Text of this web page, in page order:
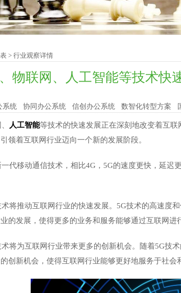
> 行业观察详情
物联网、人工智能等技术快
系统 协同办公系统 信创办公系统 数智化转型方案
人工智能等技术的快速发展正在深刻地改变着互
领着互联网行业迈向一个新的发展阶段。
一代移动通信技术，相比4G，5G的速度更快，延
术将推动互联网行业的快速发展。5G技术的高速度
的发展，使得更多的业务和服务能够通过互联网进
术将为互联网行业带来更多的创新机会。随着5G技
创新机会，使得互联网行业能够更好地服务于社会